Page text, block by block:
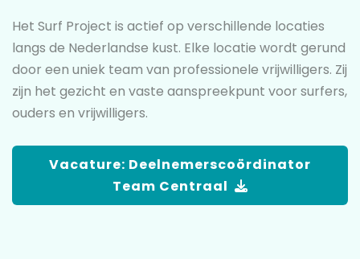
Het Surf Project is actief op verschillende locaties
langs de Nederlandse kust. Elke locatie wordt gerund
door een uniek team van professionele vrijwilligers. Zij
zijn het gezicht en vaste aanspreekpunt voor surfers,
ouders en vrijwilligers.
Vacature: Deelnemerscoördinator
Team Centraal